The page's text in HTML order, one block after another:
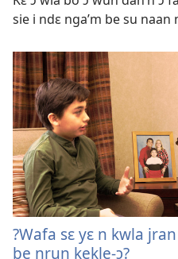
sie i ndɛ nga’m be su naan
?Wafa sɛ yɛ n kwla
be ɲrun kekle-ɔ?